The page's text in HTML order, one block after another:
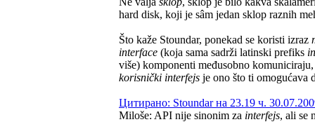
hard disk, koji je sâm jedan sklop raznih
Što kaže Stoundar, ponekad se koristi izraz
interface (koja sama sadrži latinski prefiks
više) komponenti međusobno
korisnički interfejs je ono što ti omogućava
Цитирано: Stoundar на 23.19 ч.
Miloše: API nije sinonim za interfejs, ali se